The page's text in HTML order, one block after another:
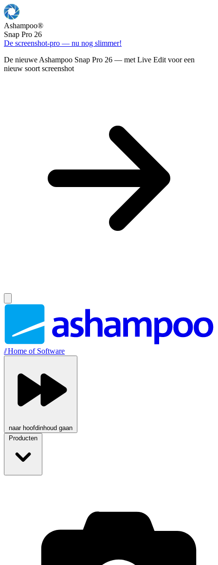
Ashampoo®
Snap Pro 26
De screenshot-pro — nu nog slimmer!
De nieuwe Ashampoo Snap Pro 26 — met Live Edit voor een
nieuw soort screenshot
//Home of Software
naar hoofdinhoud gaan
Producten